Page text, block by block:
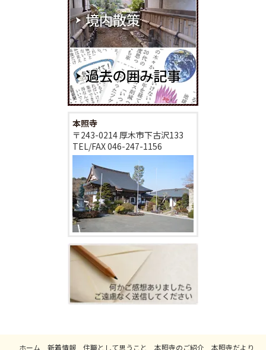
本照寺
〒243-0214 厚木市下古沢133
TEL/FAX046-247-1156
ホーム 新着情報 住職として思うこと 本照寺のご紹介 本照寺だより